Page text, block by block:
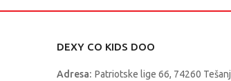
DEXY CO KIDS DOO
Adresa: Patriotske lige 66, 74260 Tešanj